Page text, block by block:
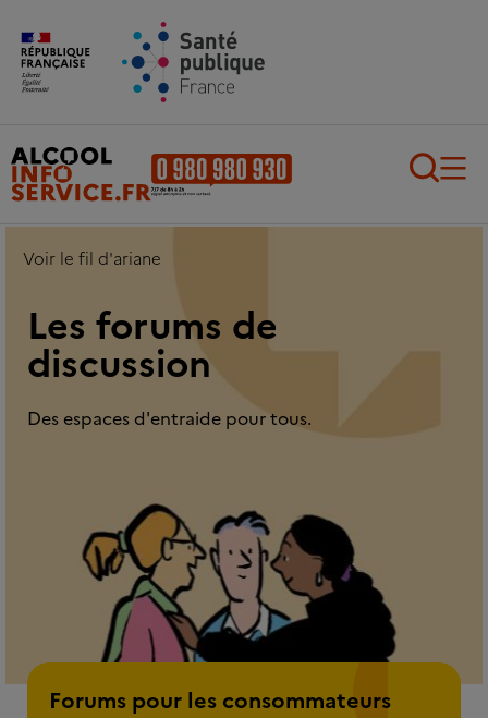
Aller au contenu principal
Voir le fil d'ariane
Les forums de
discussion
Des espaces d'entraide pour tous.
Forums pour les consommateurs
Forum pour les consommateurs